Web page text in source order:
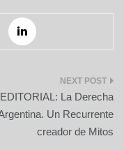
EDITORIAL: La Derecha
Un Recurrente
creador de Mitos